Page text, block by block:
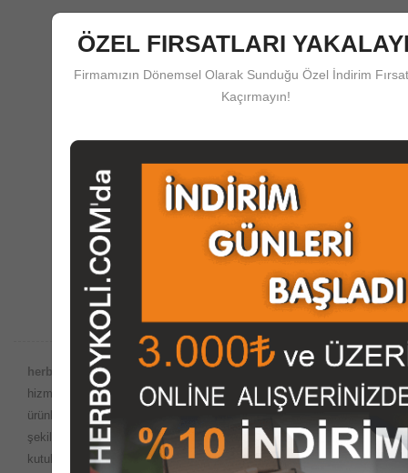
Güvenli Ödeme
herboykoli.com'da Güvenli Ödeme Koruma Sistemi
Destek Merkezi
Satış Öncesi ve Sonrası Çağrı Merkezi Desteği
herboykoli.com Güvencesiyle;
Dünyada internet ortamında satış
hizmetlerinin yaygın olduğu bu dönemde, imalatını yaptığımız
ürünleri
herboykoli.com
olarak İnternet ortamında güvenli bir
şekilde, kutu, koli, ambalaj malzemeleri, paketleme kutuları, giysi
kutuları, gıda kutuları, ofset baskılı baskısız kutu koli ürünleri,
ÖZEL FIRSATLARI
Firmamızın Dönemsel Olarak Sunduğu Özel İndirim
Kaçırmayın!